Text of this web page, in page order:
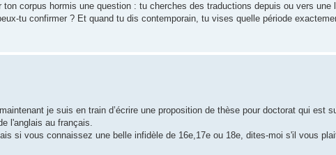
corpus hormis une question : tu cherches des traductions depuis ou vers une
tu confirmer ? Et quand tu dis contemporain, tu vises quelle période
je suis en train d’écrire une proposition de thèse pour doctorat qui est
l'anglais au français.
si vous connaissez une belle infidèle de 16e,17e ou 18e, dites-moi s'il vous